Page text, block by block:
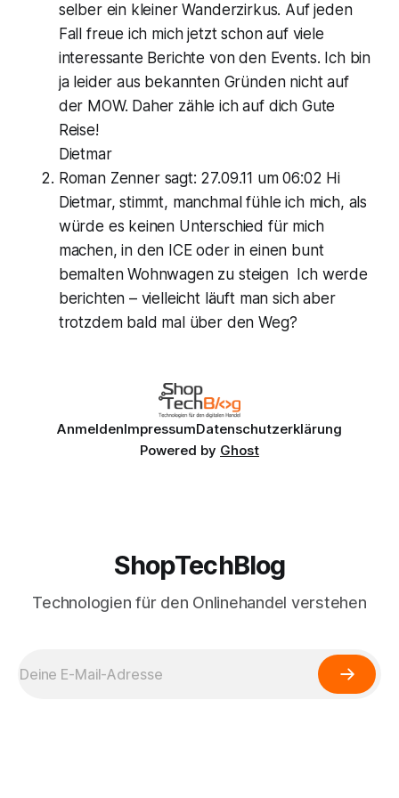
selber ein kleiner Wanderzirkus. Auf jeden
Fall freue ich mich jetzt schon auf viele
interessante Berichte von den Events. Ich bin
ja leider aus bekannten Gründen nicht auf
der MOW. Daher zähle ich auf dich Gute
Reise!
Dietmar
Roman Zenner sagt: 27.09.11 um 06:02 Hi
Dietmar, stimmt, manchmal fühle ich mich, als
würde es keinen Unterschied für mich
machen, in den ICE oder in einen bunt
bemalten Wohnwagen zu steigen Ich werde
berichten – vielleicht läuft man sich aber
trotzdem bald mal über den Weg?
AnmeldenImpressumDatenschutzerklärung
Powered by Ghost
ShopTechBlog
Technologien für den Onlinehandel verstehen